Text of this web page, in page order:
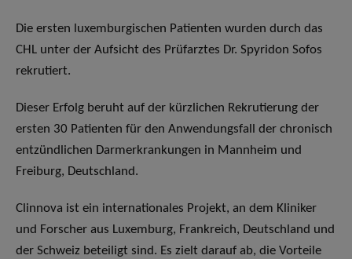
Die ersten luxemburgischen Patienten wurden durch das
CHL unter der Aufsicht des Prüfarztes Dr. Spyridon Sofos
rekrutiert.
Dieser Erfolg beruht auf der kürzlichen Rekrutierung der
ersten 30 Patienten für den Anwendungsfall der chronisch
entzündlichen Darmerkrankungen in Mannheim und
Freiburg, Deutschland.
Clinnova ist ein internationales Projekt, an dem Kliniker
und Forscher aus Luxemburg, Frankreich, Deutschland und
der Schweiz beteiligt sind. Es zielt darauf ab, die Vorteile